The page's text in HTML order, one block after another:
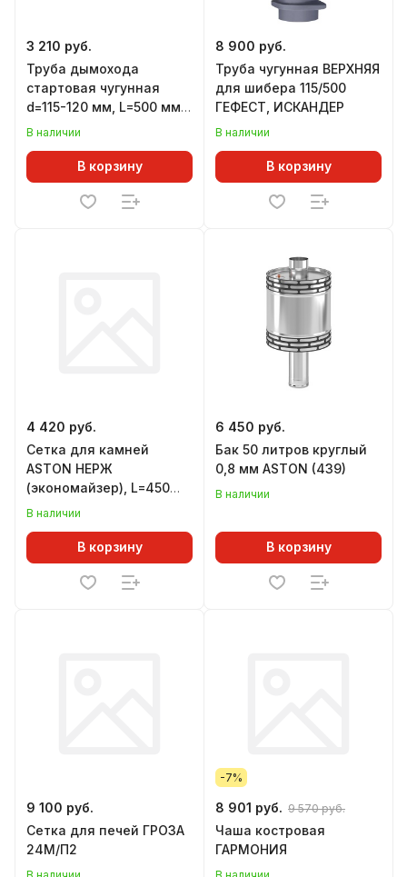
3 210 руб.
Труба дымохода
стартовая чугунная
d=115-120 мм, L=500 мм,
для печей ВЕЗУВИЙ
В наличии
В корзину
8 900 руб.
Труба чугунная ВЕРХНЯЯ
для шибера 115/500
ГЕФЕСТ, ИСКАНДЕР
В наличии
В корзину
4 420 руб.
Сетка для камней
ASTON НЕРЖ
(экономайзер), L=450
мм
В наличии
В корзину
6 450 руб.
Бак 50 литров круглый
0,8 мм ASTON (439)
В наличии
В корзину
9 100 руб.
Сетка для печей ГРОЗА
24М/П2
-7%
8 901 руб. 9 570 руб.
Чаша костровая
ГАРМОНИЯ